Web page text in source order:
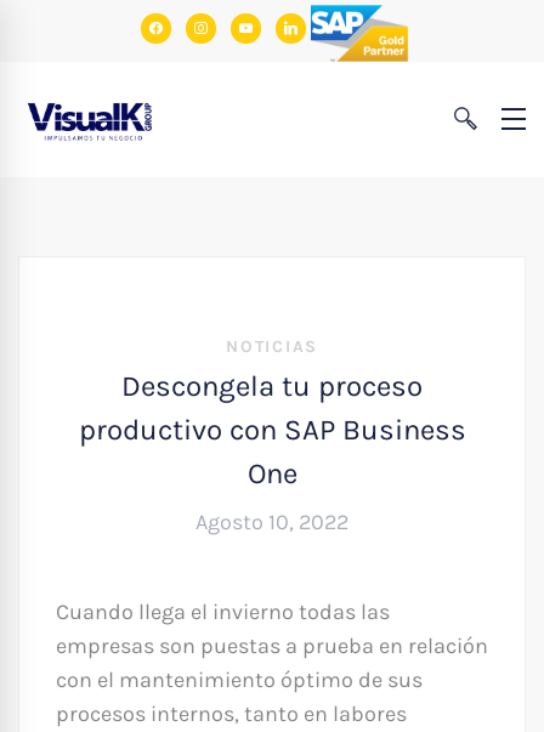
facebookinstagram
youtubelinkedin
NOTICIAS
Descongela tu proceso
productivo con SAP Business
One
Agosto 10, 2022
Cuando llega el invierno todas las
empresas son puestas a prueba en relación
con el mantenimiento óptimo de sus
procesos internos, tanto en labores